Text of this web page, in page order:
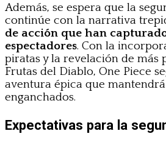
Además, se espera que la
continúe con la narrativa
de acción que han
espectadores. Con la
piratas y la revelación de más
Frutas del Diablo, One Piece
aventura épica que
enganchados.
Expectativas para la